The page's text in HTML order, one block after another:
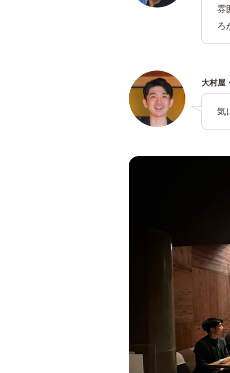
雰
ろ
大村屋
気